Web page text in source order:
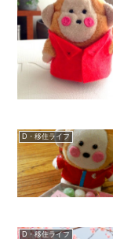
D・移住ライフ
D・移住ライフ